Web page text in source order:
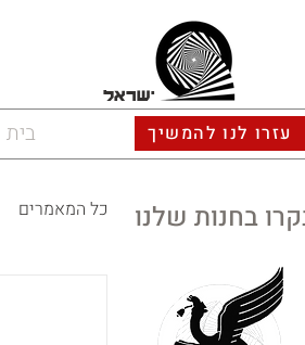
ישראל
עזרו לנו להמשיך בית
כל המאמרים בחנות שלנו